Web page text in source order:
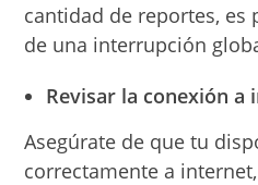
cantidad de reportes, es
de una interrupción
Revisar la conexión a
Asegúrate de que tu
correctamente a